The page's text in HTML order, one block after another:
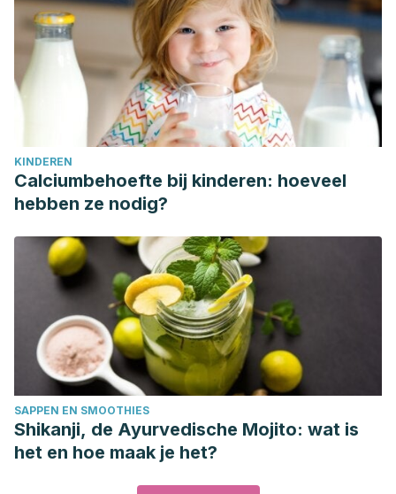
KINDEREN
Calciumbehoefte bij kinderen: hoeveel
hebben ze nodig?
SAPPEN EN SMOOTHIES
Shikanji, de Ayurvedische Mojito: wat is
het en hoe maak je het?